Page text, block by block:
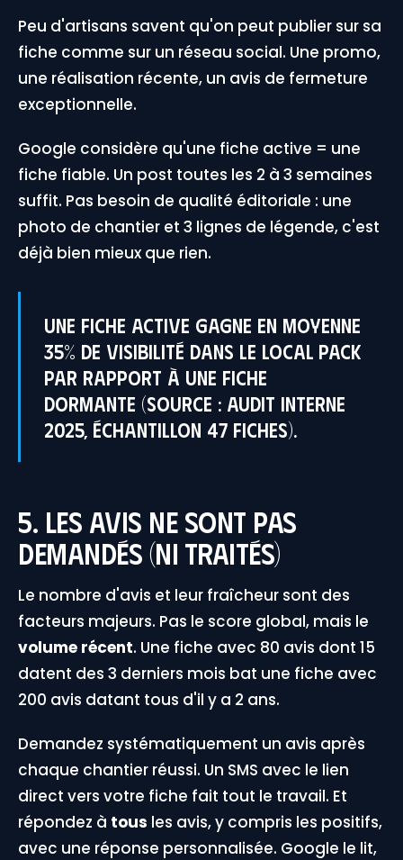
Peu d'artisans savent qu'on peut publier sur sa
fiche comme sur un réseau social. Une promo,
une réalisation récente, un avis de fermeture
exceptionnelle.
Google considère qu'une fiche active = une
fiche fiable. Un post toutes les 2 à 3 semaines
suffit. Pas besoin de qualité éditoriale : une
photo de chantier et 3 lignes de légende, c'est
déjà bien mieux que rien.
Une fiche active gagne en moyenne
35% de visibilité dans le Local Pack
par rapport à une fiche
dormante (source : audit interne
2025, échantillon 47 fiches).
5. Les avis ne sont pas
demandés (ni traités)
Le nombre d'avis et leur fraîcheur sont des
facteurs majeurs. Pas le score global, mais le
volume récent. Une fiche avec 80 avis dont 15
datent des 3 derniers mois bat une fiche avec
200 avis datant tous d'il y a 2 ans.
Demandez systématiquement un avis après
chaque chantier réussi. Un SMS avec le lien
direct vers votre fiche fait tout le travail. Et
répondez à tous les avis, y compris les positifs,
avec une réponse personnalisée. Google le lit,